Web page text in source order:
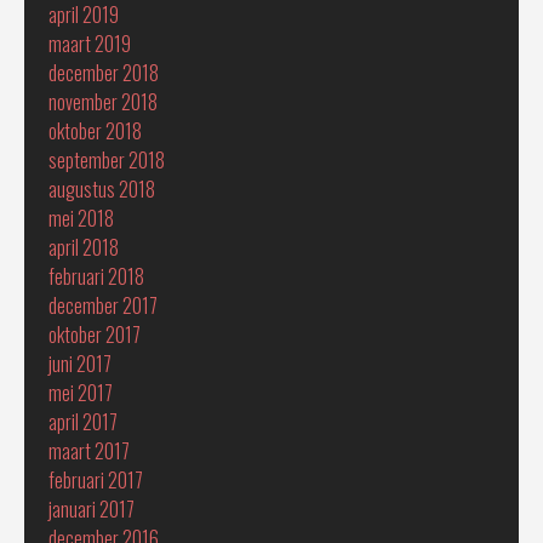
april 2019
maart 2019
december 2018
november 2018
oktober 2018
september 2018
augustus 2018
mei 2018
april 2018
februari 2018
december 2017
oktober 2017
juni 2017
mei 2017
april 2017
maart 2017
februari 2017
januari 2017